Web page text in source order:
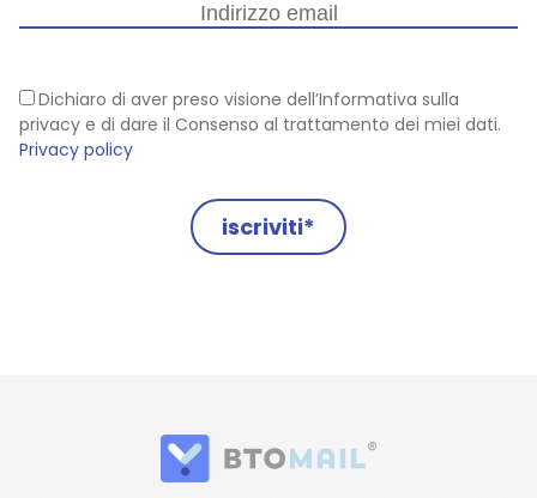
Dichiaro di aver preso visione dell’Informativa sulla
privacy e di dare il Consenso al trattamento dei miei dati.
Privacy policy
iscriviti*